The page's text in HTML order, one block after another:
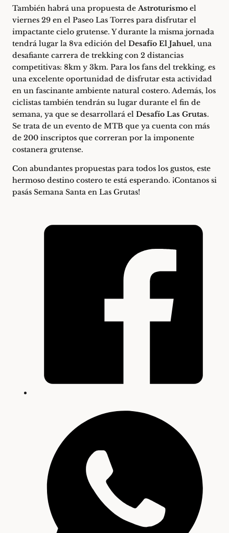
También habrá una propuesta deAstroturismo el
viernes 29 en el Paseo Las Torres para disfrutar el
impactante cielo grutense. Y durante la misma jornada
tendrá lugar la 8va edición del Desafío El Jahuel, una
desafiante carrera de trekking con 2 distancias
competitivas: 8km y 3km. Para los fans del trekking, es
una excelente oportunidad de disfrutar esta actividad
en un fascinante ambiente natural costero. Además, los
ciclistas también tendrán su lugar durante el fin de
semana, ya que se desarrollará el Desafío Las Grutas.
Se trata de un evento de MTB que ya cuenta con más
de 200 inscriptos que correran por la imponente
costanera grutense.
Con abundantes propuestas para todos los gustos, este
hermoso destino costero te está esperando. ¡Contanos si
pasás Semana Santa en Las Grutas!